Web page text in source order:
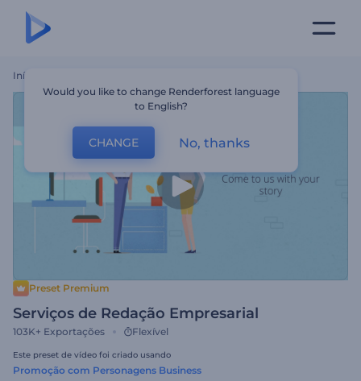
Início
Preset Premium
Serviços de Redação Empresarial
103K+ Exportações Flexível
Este preset de vídeo foi criado usando
Promoção com Personagens Business
Would you like to change Renderforest language
to English?
CHANGE No, thanks